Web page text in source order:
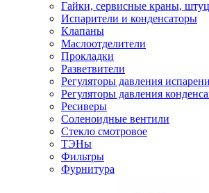
Гайки, сервисные краны,
Испарители и конденсаторы
Клапаны
Маслоотделители
Прокладки
Разветвители
Регуляторы давления
Регуляторы давления
Ресиверы
Соленоидные вентили
Стекло смотровое
ТЭНы
Фильтры
Фурнитура